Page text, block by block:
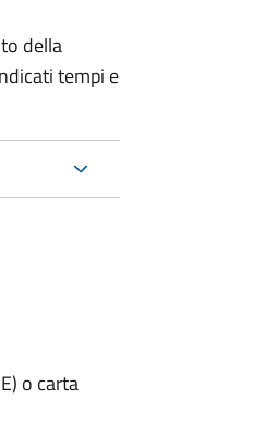
della
tempi e
o carta